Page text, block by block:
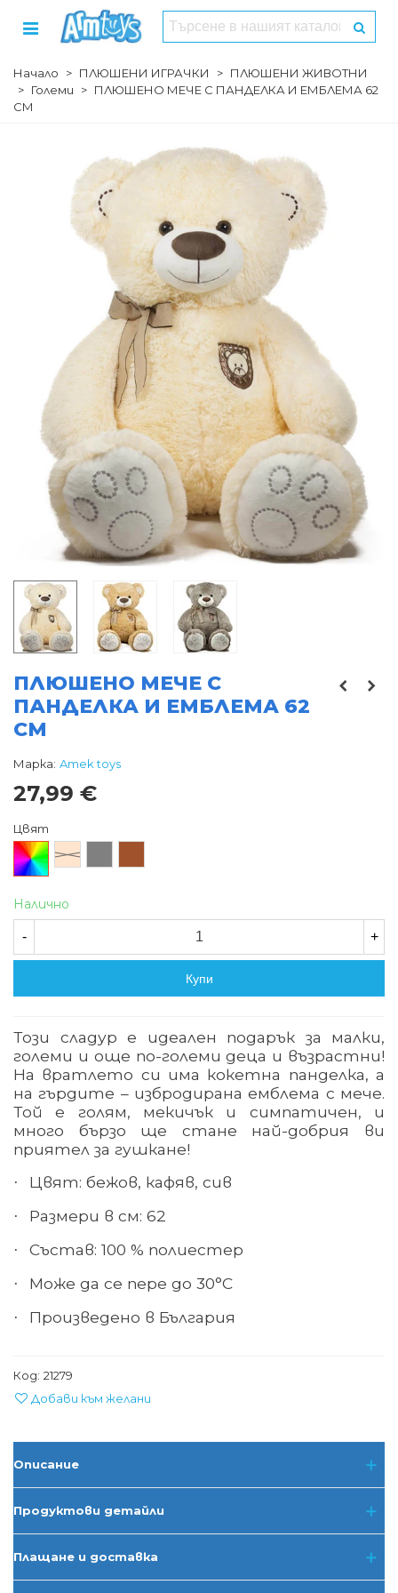
Начало > ПЛЮШЕНИ ИГРАЧКИ > ПЛЮШЕНИ ЖИВОТНИ
> Големи > ПЛЮШЕНО МЕЧЕ С ПАНДЕЛКА И ЕМБЛЕМА 62
СМ
ПЛЮШЕНО МЕЧЕ С
ПАНДЕЛКА И ЕМБЛЕМА 62
СМ
Марка: Amek toys
27,99 €
Цвят
Произволен/
микс
Бежов
Налично
- +
Купи
Този сладур е идеален подарък за малки,
големи и още по-големи деца и възрастни!
На вратлето си има кокетна панделка, а
на гърдите –избродирана емблема с мече.
Той е голям, мекичък и симпатичен, и
много бързо ще стане най-добрия ви
приятел за гушкане!
· Цвят: бежов, кафяв, сив
· Размери в см: 62
· Състав: 100 % полиестер
· Може да се пере до 30°С
· Произведено в България
Код: 21279
Добави към желани
Описание
Продуктови детайли
Плащане и доставка